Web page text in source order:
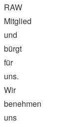
RAW
Mitglied
und
bürgt
für
uns.
Wir
benehmen
uns